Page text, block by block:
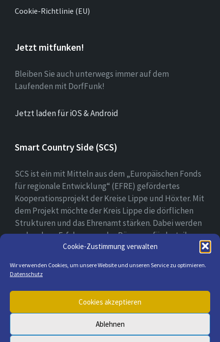
Cookie-Zustimmung verwalten
Wir verwenden Cookies, um unsere Website und unseren Service zu optimieren.
Datenschutz
Cookies akzeptieren
Ablehnen
Cookie-Richtlinie (EU)
Jetzt mitfunken!
Bleiben Sie auch unterwegs immer auf dem
Laufenden mit DorfFunk!
Jetzt laden für iOS & Android
Smart Country Side (SCS)
SCS ist ein mit Mitteln aus dem „Europäischen Fonds
für regionale Entwicklung“ (EFRE) gefördertes
Kooperationsprojekt der Kreise Lippe und Höxter. Mit
dem Projekt möchte der Kreis Lippe die dörflichen
Strukturen und das Ehrenamt stärken. Dabei werden
vorhandene Erfahrungen der Bürger gefördert, ihre
digitale Kompetenz gestärkt und bei der Erprobung
© 2026 Lügde & seine Ortsteile